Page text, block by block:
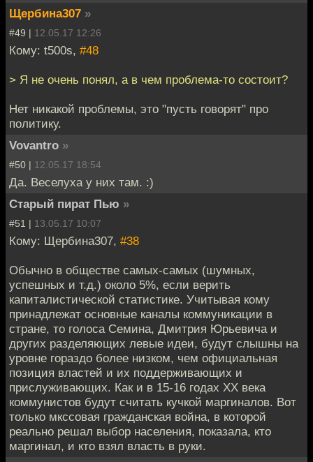
Щербина307 »
#49 | 12.05.17 12:26
Кому: t500s, #48
> Я не очень понял, а в чем проблема-то состоит?
Нет никакой проблемы, это "пусть говорят" про
политику.
Vovantro »
#50 | 12.05.17 18:54
Да. Веселуха у них там. :)
Старый пират Пью »
#51 | 13.05.17 10:07
Кому: Щербина307, #38
Обычно в обществе самых-самых (шумных,
успешных и т.д.) около 5%, если верить
капиталистической​ статистике. Учитывая кому
принадлежат основные каналы коммуникации в
стране, то голоса Семина, Дмитрия Юрьевича и
других разделяющих левые идеи, будут слышны на
уровне гораздо более низком, чем официальная
позиция властей и их поддерживающих и
прислуживающих. Как и в 15-16 годах ХХ века
коммунистов будут считать кучкой маргиналов. Вот
только мкссовая гражданская война, в которой
реально решал выбор населения, показала, кто
маргинал, и кто взял власть в руки.